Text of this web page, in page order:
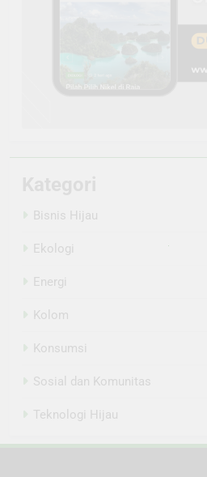
Bisnis Hijau
Ekologi
Energi
Kolom
Konsumsi
Sosial dan Komunitas
Teknologi Hijau